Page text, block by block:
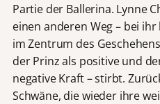
Partie der Ballerina. Lynne
einen anderen Weg – bei
im Zentrum des
der Prinz als positive und
negative Kraft – stirbt.
Schwäne, die wieder ihre